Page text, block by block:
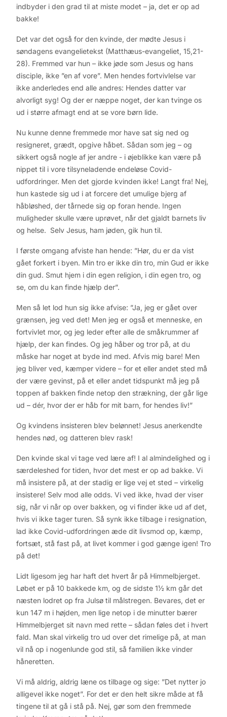
indbyder i den grad til at miste modet – ja, det er op ad
bakke!
Det var det også for den kvinde, der mødte Jesus i
søndagens evangelietekst (Matthæus-evangeliet, 15,21-
28). Fremmed var hun – ikke jøde som Jesus og hans
disciple, ikke ”en af vore”. Men hendes fortvivlelse var
ikke anderledes end alle andres: Hendes datter var
alvorligt syg! Og der er næppe noget, der kan tvinge os
ud i større afmagt end at se vore børn lide.
Nu kunne denne fremmede mor have sat sig ned og
resigneret, grædt, opgive håbet. Sådan som jeg – og
sikkert også nogle af jer andre - i øjeblikke kan være på
nippet til i vore tilsyneladende endeløse Covid-
udfordringer. Men det gjorde kvinden ikke! Langt fra! Nej,
hun kastede sig ud i at forcere det umulige bjerg af
håbløshed, der tårnede sig op foran hende. Ingen
muligheder skulle være uprøvet, når det gjaldt barnets liv
og helse. Selv Jesus, ham jøden, gik hun til.
I første omgang afviste han hende: ”Hør, du er da vist
gået forkert i byen. Min tro er ikke din tro, min Gud er ikke
din gud. Smut hjem i din egen religion, i din egen tro, og
se, om du kan finde hjælp der”.
Men så let lod hun sig ikke afvise: ”Ja, jeg er gået over
grænsen, jeg ved det! Men jeg er også et menneske, en
fortvivlet mor, og jeg leder efter alle de småkrummer af
hjælp, der kan findes. Og jeg håber og tror på, at du
måske har noget at byde ind med. Afvis mig bare! Men
jeg bliver ved, kæmper videre – for et eller andet sted må
der være gevinst, på et eller andet tidspunkt må jeg på
toppen af bakken finde netop den strækning, der går lige
ud – dér, hvor der er håb for mit barn, for hendes liv!”
Og kvindens insisteren blev belønnet! Jesus anerkendte
hendes nød, og datteren blev rask!
Den kvinde skal vi tage ved lære af! I al almindelighed og i
særdeleshed for tiden, hvor det mest er op ad bakke. Vi
må insistere på, at der stadig er lige vej et sted – virkelig
insistere! Selv mod alle odds. Vi ved ikke, hvad der viser
sig, når vi når op over bakken, og vi finder ikke ud af det,
hvis vi ikke tager turen. Så synk ikke tilbage i resignation,
lad ikke Covid-udfordringen æde dit livsmod op, kæmp,
fortsæt, stå fast på, at livet kommer i god gænge igen! Tro
på det!
Lidt ligesom jeg har haft det hvert år på Himmelbjerget.
Løbet er på 10 bakkede km, og de sidste 1½ km går det
næsten lodret op fra Julsø til målstregen. Bevares, det er
kun 147 m i højden, men lige netop i de minutter bærer
Himmelbjerget sit navn med rette – sådan føles det i hvert
fald. Man skal virkelig tro ud over det rimelige på, at man
vil nå op i nogenlunde god stil, så familien ikke vinder
håneretten.
Vi må aldrig, aldrig læne os tilbage og sige: ”Det nytter jo
alligevel ikke noget”. For det er den helt sikre måde at få
tingene til at gå i stå på. Nej, gør som den fremmede